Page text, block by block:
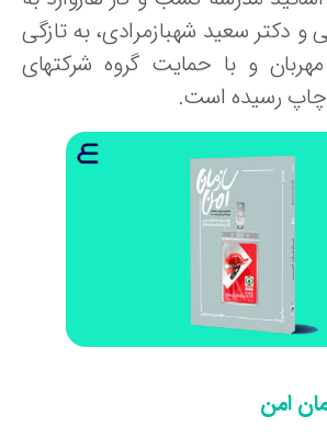
سعید شهبازمرادی، به تازگی
و با حمایت گروه شرکتهای
رسیده است.